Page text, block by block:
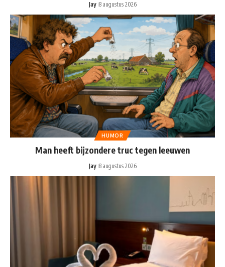
Jay 8 augustus 2026
HUMOR
Man heeft bijzondere truc tegen leeuwen
Jay 8 augustus 2026